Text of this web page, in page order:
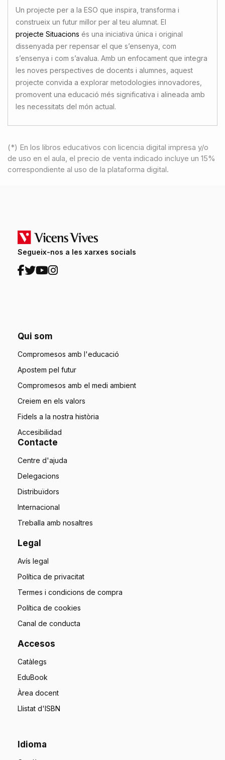
Un projecte per a la ESO que inspira, transforma i
construeix un futur millor per al teu alumnat. El
projecte Situacions és una iniciativa única i original
dissenyada per repensar el que s’ensenya, com
s’ensenya i com s’avalua. Amb un enfocament que integra
les noves perspectives de docents i alumnes, aquest
projecte convida a explorar metodologies innovadores,
promovent una educació més significativa i alineada amb
les necessitats del món actual.
(*) En los libros educativos con licencia digital impresa y/o
de uso en el aula, el precio de venta indicado incluye un 15%
correspondiente al uso de la plataforma digital.
Segueix-nos a les xarxes socials
Qui som
Compromesos amb l'educació
Apostem pel futur
Compromesos amb el medi ambient
Creiem en els valors
Fidels a la nostra història
Accesibilidad
Contacte
Centre d'ajuda
Delegacions
Distribuïdors
Internacional
Treballa amb nosaltres
Legal
Avís legal
Política de privacitat
Termes i condicions de compra
Política de cookies
Canal de conducta
Accesos
Catàlegs
EduBook
Àrea docent
Llistat d'ISBN
Idioma